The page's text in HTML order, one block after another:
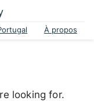
À propos
looking for.